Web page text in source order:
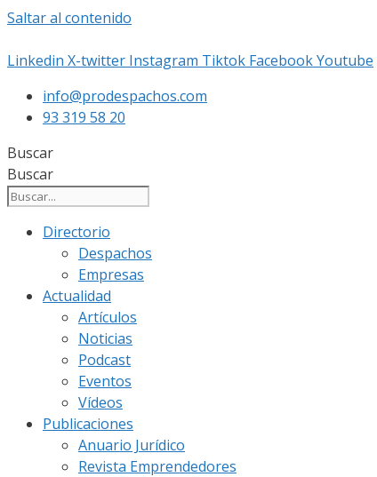
Saltar al contenido
Linkedin X-twitter Instagram Tiktok FacebookYoutube
info@prodespachos.com
93 319 58 20
Buscar
Buscar
Directorio
Despachos
Empresas
Actualidad
Artículos
Noticias
Podcast
Eventos
Vídeos
Publicaciones
Anuario Jurídico
Revista Emprendedores